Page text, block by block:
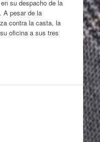
su despacho de la
A pesar de la
contra la casta, la
oficina a sus tres